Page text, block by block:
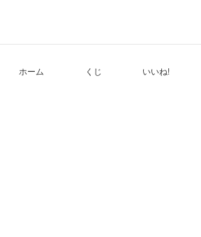
ホーム くじ いいね!